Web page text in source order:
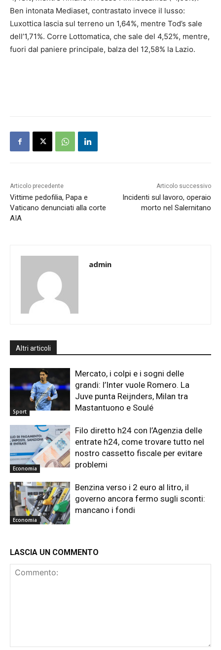
Ben intonata Mediaset, contrastato invece il lusso:
Luxottica lascia sul terreno un 1,64%, mentre Tod’s sale
dell’1,71%. Corre Lottomatica, che sale del 4,52%, mentre,
fuori dal paniere principale, balza del 12,58% la Lazio.
Articolo precedente
Vittime pedofilia, Papa e
Vaticano denunciati alla corte
AIA
Articolo successivo
Incidenti sul lavoro, operaio
morto nel Salernitano
admin
Altri articoli
Sport
Mercato, i colpi e i sogni delle
grandi: l’Inter vuole Romero. La
Juve punta Reijnders, Milan tra
Mastantuono e Soulé
Economia
Filo diretto h24 con l’Agenzia delle
entrate h24, come trovare tutto nel
nostro cassetto fiscale per evitare
problemi
Economia
Benzina verso i 2 euro al litro, il
governo ancora fermo sugli sconti:
mancano i fondi
LASCIA UN COMMENTO